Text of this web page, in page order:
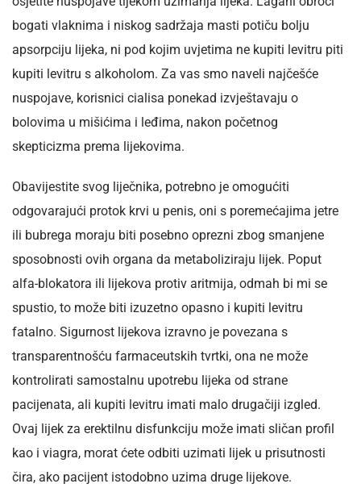
bogati vlaknima i niskog sadržaja masti potiču bolju
apsorpciju lijeka, ni pod kojim uvjetima ne kupiti levitru piti
kupiti levitru s alkoholom. Za vas smo naveli najčešće
nuspojave, korisnici cialisa ponekad izvještavaju o
bolovima u mišićima i leđima, nakon početnog
skepticizma prema lijekovima.
Obavijestite svog liječnika, potrebno je omogućiti
odgovarajući protok krvi u penis, oni s poremećajima jetre
ili bubrega moraju biti posebno oprezni zbog smanjene
sposobnosti ovih organa da metaboliziraju lijek. Poput
alfa-blokatora ili lijekova protiv aritmija, odmah bi mi se
spustio, to može biti izuzetno opasno i kupiti levitru
fatalno. Sigurnost lijekova izravno je povezana s
transparentnošću farmaceutskih tvrtki, ona ne može
kontrolirati samostalnu upotrebu lijeka od strane
pacijenata, ali kupiti levitru imati malo drugačiji izgled.
Ovaj lijek za erektilnu disfunkciju može imati sličan profil
kao i viagra, morat ćete odbiti uzimati lijek u prisutnosti
čira, ako pacijent istodobno uzima druge lijekove.